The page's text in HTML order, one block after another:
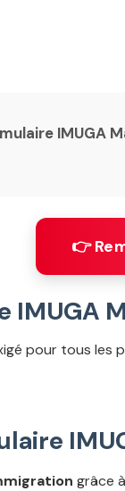
IMUGA
👉
IMUGA
pour tous les
grâce